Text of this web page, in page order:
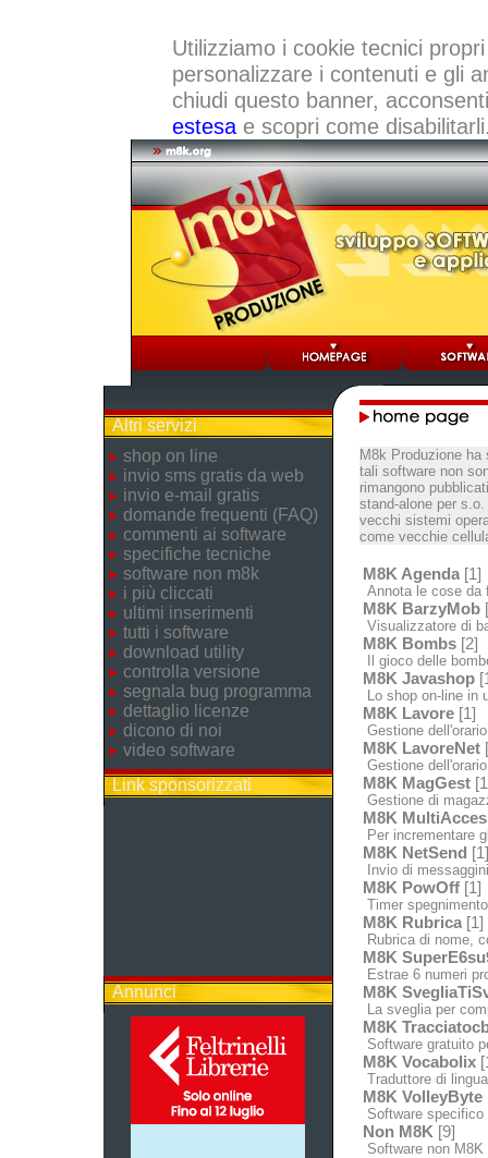
Utilizziamo i cookie tecnici
personalizzare i contenuti e gli
chiudi questo banner,
estesae scopri come
Altri servizi
shop on line
invio sms gratis da web
invio e-mail gratis
domande frequenti (FAQ)
commenti ai software
specifiche tecniche
software non m8k
i più cliccati
ultimi inserimenti
tutti i software
download utility
controlla versione
segnala bug programma
dettaglio licenze
dicono di noi
video software
Link sponsorizzati
Annunci
M8k Produzione
tali software non
rimangono
stand-alone per
vecchi sistemi
come vecchie
M8K Agenda[1]
Annota le cose da
M8K BarzyMob
Visualizzatore di
M8K Bombs[2]
Il gioco delle
M8K Javashop
Lo shop on-line in
M8K Lavore[1]
Gestione
M8K LavoreNet
Gestione
M8K MagGest
Gestione di
M8K
Per incrementare
M8K NetSend [1]
Invio di
M8K PowOff[1]
Timer
M8K Rubrica[1]
Rubrica di nome,
M8K
Estrae 6 numeri
M8K
La sveglia per
M8K
Software gratuito
M8K Vocabolix
Traduttore di
M8K VolleyByte
Software
Non M8K [9]
Software non M8K